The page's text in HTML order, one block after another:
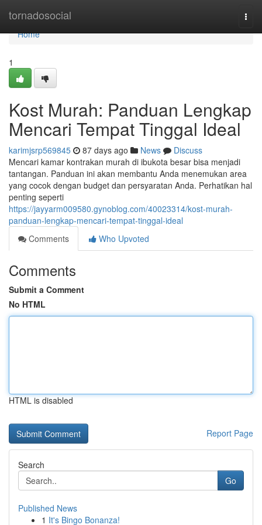
tornadosocial
Home
Home
1
Kost Murah: Panduan Lengkap
Mencari Tempat Tinggal Ideal
karimjsrp569845 87 days ago News
Discuss
Mencari kamar kontrakan murah di ibukota besar bisa menjadi
tantangan. Panduan ini akan membantu Anda menemukan area
yang cocok dengan budget dan persyaratan Anda. Perhatikan hal
penting seperti
https://jayyarm009580.gynoblog.com/40023314/kost-murah-
panduan-lengkap-mencari-tempat-tinggal-ideal
Comments
Who Upvoted
Comments
Submit a Comment
No HTML
HTML is disabled
Report Page
Search
Go
Published News
1 It's Bingo Bonanza!